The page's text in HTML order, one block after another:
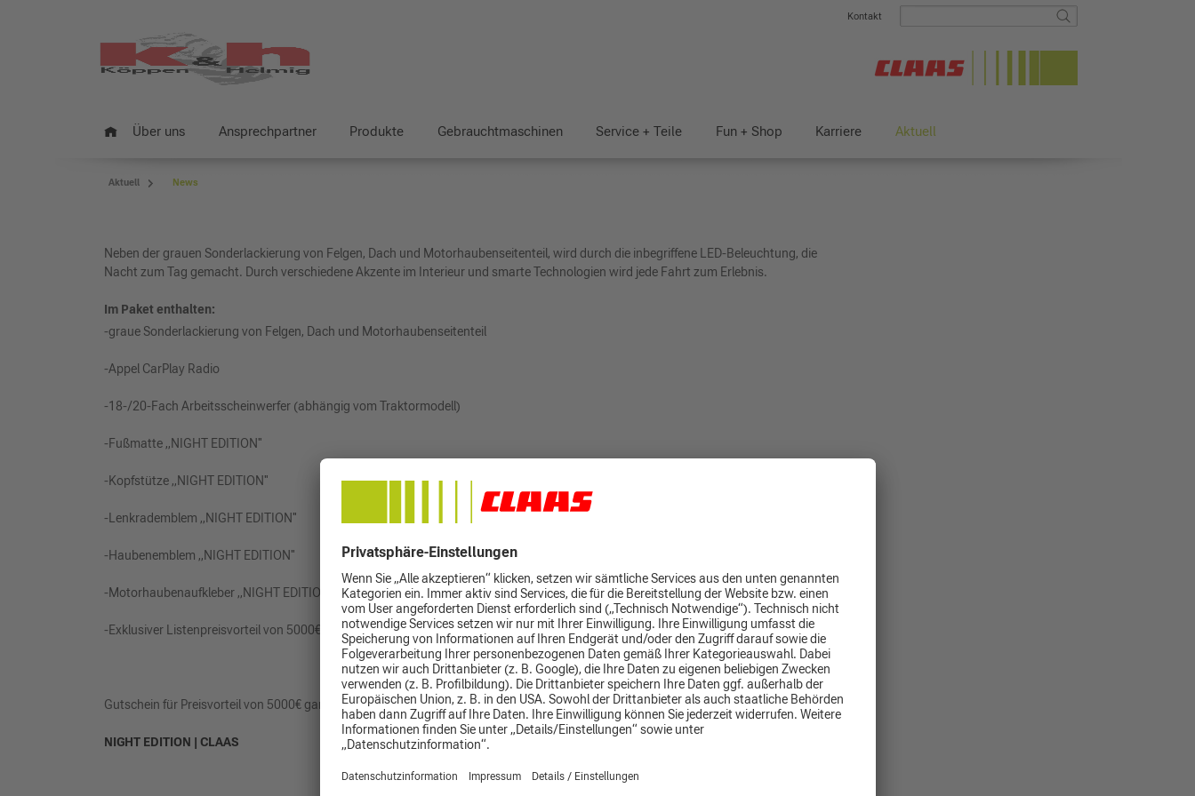
Kontakt
Über uns Ansprechpartner Produkte Gebrauchtmaschinen Service + Teile Fun + Shop Karriere Aktuell
Aktuell News
Neben der grauen Sonderlackierung von Felgen, Dach und Motorhaubenseitenteil, wird durch die inbegriffene LED-Beleuchtung, die
Nacht zum Tag gemacht. Durch verschiedene Akzente im Interieur und smarte Technologien wird jede Fahrt zum Erlebnis.
Im Paket enthalten:
-graue Sonderlackierung von Felgen, Dach und Motorhaubenseitenteil
-Appel CarPlay Radio
-18-/20-Fach Arbeitsscheinwerfer (abhängig vom Traktormodell)
-Fußmatte ,,NIGHT EDITION''
-Kopfstütze ,,NIGHT EDITION''
-Lenkrademblem ,,NIGHT EDITION''
-Haubenemblem ,,NIGHT EDITION''
-Motorhaubenaufkleber ,,NIGHT EDITION''
-Exklusiver Listenpreisvorteil von 5000€ (Gutschein)
Gutschein für Preisvorteil von 5000€ ganz einfach unter folgendem Link anfordern:
NIGHT EDITION | CLAAS